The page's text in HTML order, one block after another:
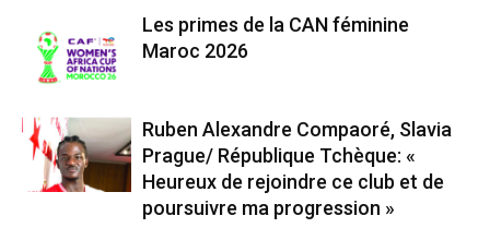
Les primes de la CAN féminine
Maroc 2026
Ruben Alexandre Compaoré, Slavia
Prague/ République Tchèque: «
Heureux de rejoindre ce club et de
poursuivre ma progression »